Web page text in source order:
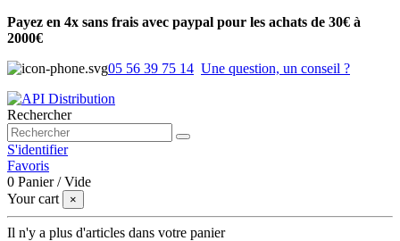
Payez en 4x sans frais avec paypal pour les achats de 30€ à
2000€
05 56 39 75 14 Une question, un conseil ?
Rechercher
S'identifier
Favoris
0 Panier /Vide
Your cart
×
Il n'y a plus d'articles dans votre panier